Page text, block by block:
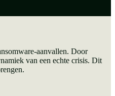
aanvallen. Door
van een echte crisis. Dit